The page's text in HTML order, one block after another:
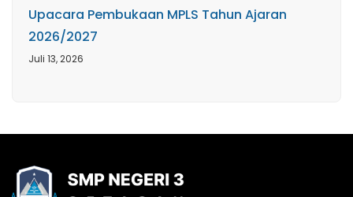
Upacara Pembukaan MPLS Tahun Ajaran
2026/2027
Juli 13, 2026